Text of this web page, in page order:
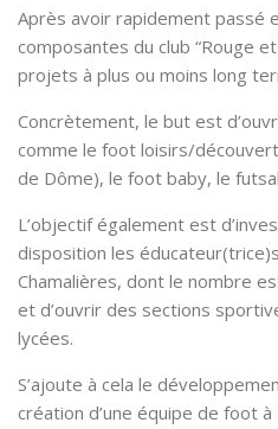
Après avoir rapidement passé
composantes du club “Rouge
projets à plus ou moins long
Concrètement, le but est
comme le foot loisirs/
de Dôme), le foot baby, le
L’objectif également est
disposition les
Chamalières, dont le nombre
et d’ouvrir des sections
lycées.
S’ajoute à cela le
création d’une équipe de foot à